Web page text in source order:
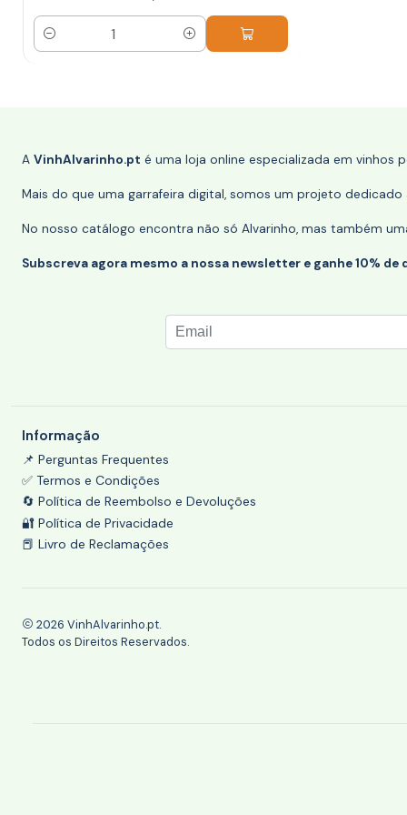
Quantidade
A VinhAlvarinho.pt é uma loja online especializada em vinhos
Mais do que uma garrafeira digital, somos um projeto
No nosso catálogo encontra não só Alvarinho, mas também
Subscreva agora mesmo a nossa newsletter e ganhe 10%
Informação
📌 Perguntas Frequentes
✅ Termos e Condições
🔄 Política de Reembolso e Devoluções
🔐 Política de Privacidade
📕 Livro de Reclamações
2026 VinhAlvarinho.pt.
Todos os Direitos Reservados.